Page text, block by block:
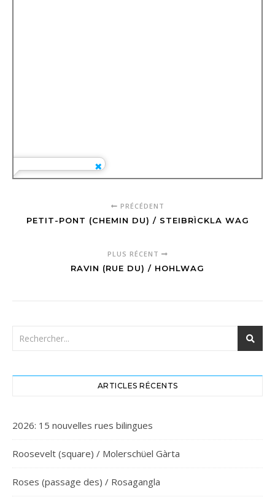
PRÉCÉDENT
PETIT-PONT (CHEMIN DU) / STEIBRÌCKLA WAG
PLUS RÉCENT
RAVIN (RUE DU) / HOHLWAG
ARTICLES RÉCENTS
2026: 15 nouvelles rues bilingues
Roosevelt (square) / Molerschüel Gàrta
Roses (passage des) / Rosagangla